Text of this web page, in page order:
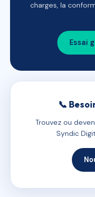
charges, la
Essai
📞
Trouvez ou
Syndic